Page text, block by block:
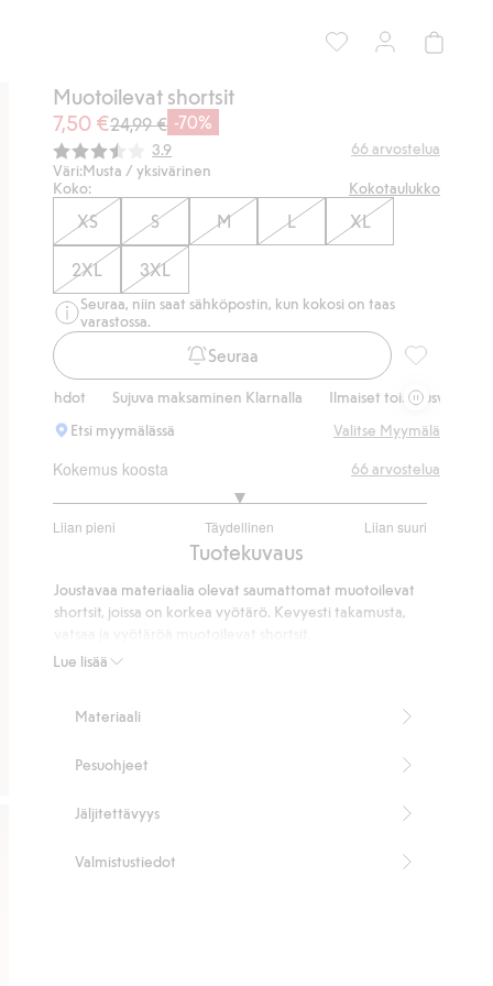
Muotoilevat shortsit
7,50 €24,99 € -70%
Keskimääräinen luokitus:
3.9 66 arvostelua
Väri:Musta / yksivärinen
Koko:
Kokotaulukko
XS S M L XL
2XL 3XL
Seuraa, niin saat sähköpostin, kun kokosi on taas
varastossa.
Seuraa
Sujuva maksaminen Klarnalla
Ilmaiset toimitusvaihtoehdot
Etsi myymälässä
Valitse Myymälä
Kokemus koosta
Liian pieni Täydellinen Liian suuri
/
ääneen
66 arvostelua
Tuotekuvaus
Lue lisää
Joustavaa materiaalia olevat saumattomat muotoilevat
shortsit, joissa on korkea vyötärö. Kevyesti takamusta,
Korkea vyötärö
Tuotenumero
Materiaali
Pesuohjeet
Jäljitettävyys
Valmistustiedot